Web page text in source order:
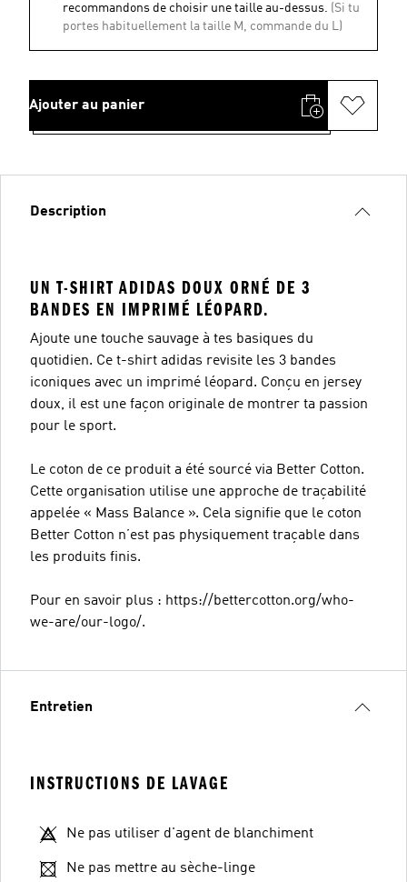
recommandons de choisir une taille au-dessus. (Si tu
portes habituellement la taille M, commande du L)
Ajouter au panier
Description
UN T-SHIRT ADIDAS DOUX ORNÉ DE 3
BANDES EN IMPRIMÉ LÉOPARD.
Ajoute une touche sauvage à tes basiques du
quotidien. Ce t-shirt adidas revisite les 3 bandes
iconiques avec un imprimé léopard. Conçu en jersey
doux, il est une façon originale de montrer ta passion
pour le sport.
Le coton de ce produit a été sourcé via Better Cotton.
Cette organisation utilise une approche de traçabilité
appelée « Mass Balance ». Cela signifie que le coton
Better Cotton n’est pas physiquement traçable dans
les produits finis.
Pour en savoir plus : https://bettercotton.org/who-
we-are/our-logo/.
Entretien
INSTRUCTIONS DE LAVAGE
Ne pas utiliser d'agent de blanchiment
Ne pas mettre au sèche-linge